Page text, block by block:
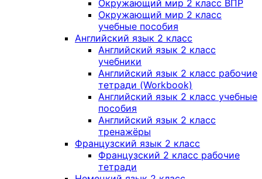
Окружающий мир 2 класс ВПР
Окружающий мир 2 класс
учебные пособия
Английский язык 2 класс
Английский язык 2 класс
учебники
Английский язык 2 класс рабочие
тетради (Workbook)
Английский язык 2 класс учебные
пособия
Английский язык 2 класс
тренажёры
Французский язык 2 класс
Французский 2 класс рабочие
тетради